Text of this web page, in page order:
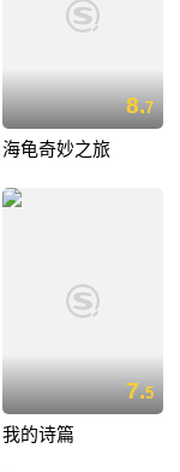
8.7
海龟奇妙之旅
7.5
我的诗篇